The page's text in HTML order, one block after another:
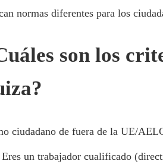
normas diferentes para los
son los
ciudadano de fuera de la UE/
Eres un trabajador cualificado